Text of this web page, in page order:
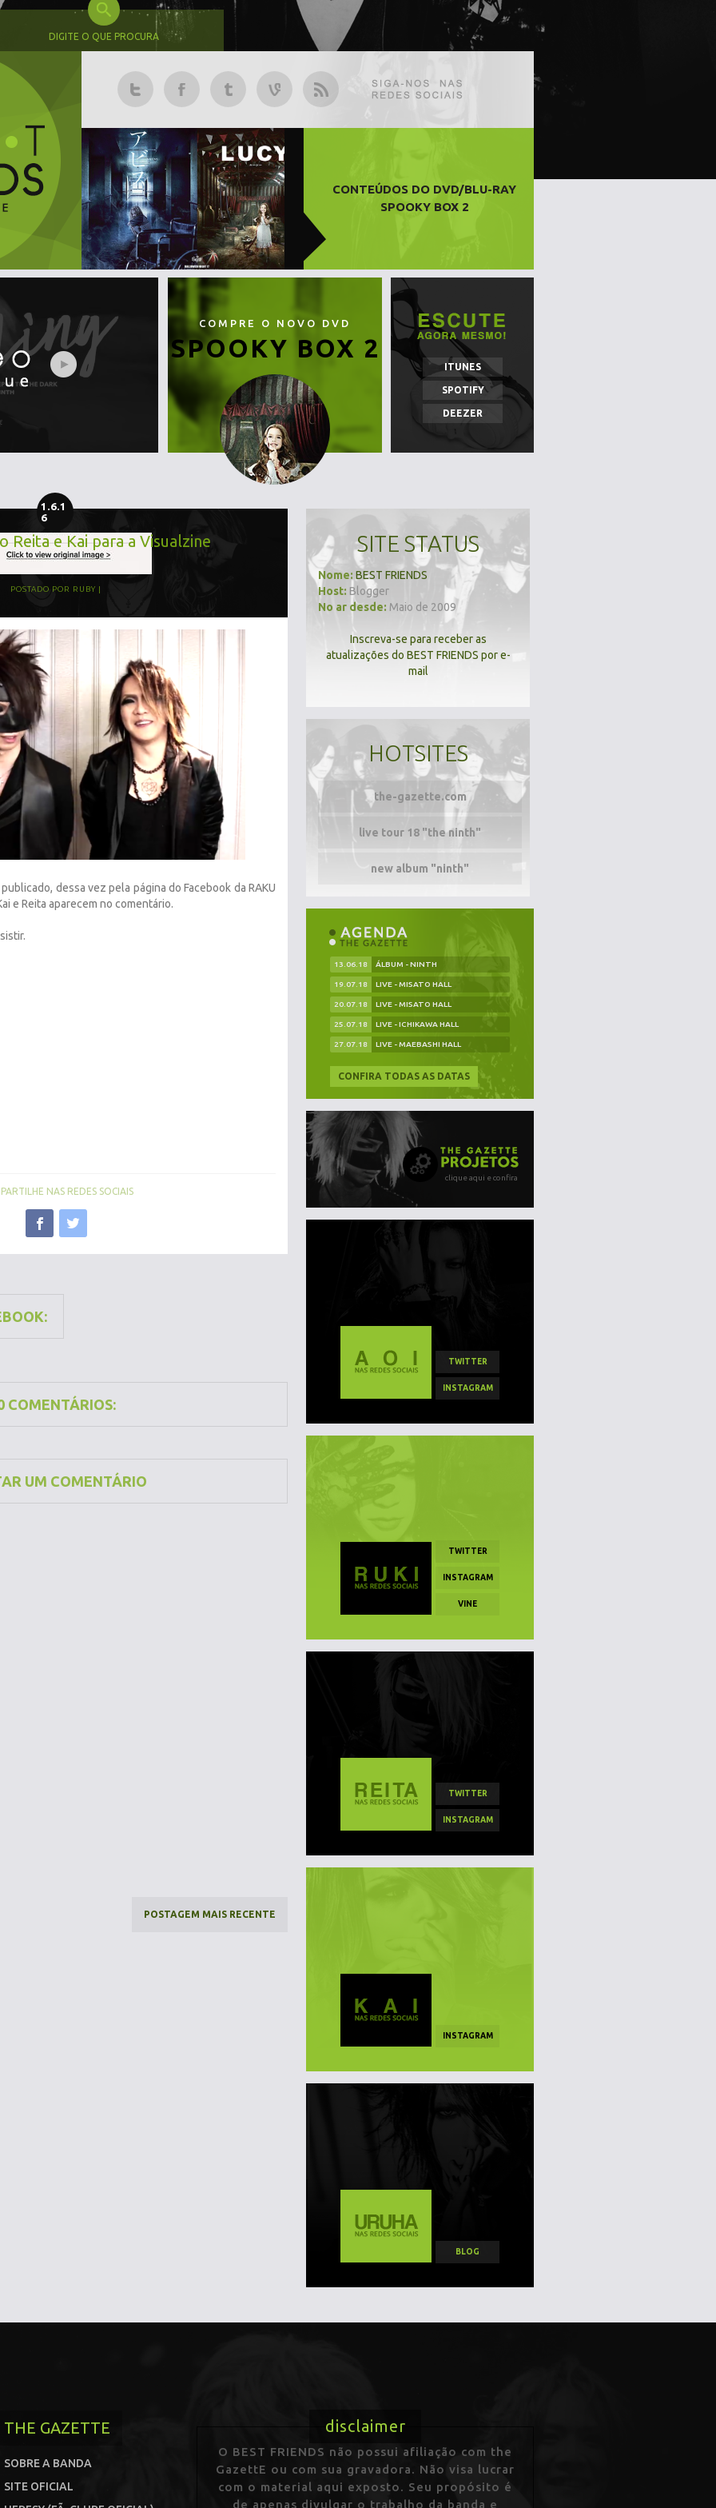
DIGITE O QUE PROCURA
CONTEÚDOS DO DVD/BLU-RAY
SPOOKY BOX 2
COMPRE O NOVO DVD
SPOOKY BOX 2
ITUNES
SPOTIFY
DEEZER
1.6.1
6
Reita e Kai para a Visualzine
POSTADO POR RUBY
dessa vez pela página do Facebook da RAKU
e Reita aparecem no comentário.
NAS REDES SOCIAIS
COMENTÁRIOS:
UM COMENTÁRIO
POSTAGEM MAIS RECENTE
SITE STATUS
Nome: BEST FRIENDS
Host: Blogger
No ar desde: Maio de 2009
Inscreva-se para receber as
atualizações do BEST FRIENDS por e-
mail
HOTSITES
the-gazette.com
live tour 18 "the ninth"
new album "ninth"
13.06.18 ÁLBUM - NINTH
19.07.18 LIVE - MISATO HALL
20.07.18 LIVE - MISATO HALL
25.07.18 LIVE - ICHIKAWA HALL
27.07.18 LIVE - MAEBASHI HALL
CONFIRA TODAS AS DATAS
clique aqui e confira
TWITTER
INSTAGRAM
TWITTER
INSTAGRAM
VINE
TWITTER
INSTAGRAM
INSTAGRAM
BLOG
THE GAZETTE
SOBRE A BANDA
SITE OFICIAL
disclaimer
O BEST FRIENDS não possui afiliação com the
GazettE ou com sua gravadora. Não visa lucrar
com o material aqui exposto. Seu propósito é
de apenas divulgar o trabalho da banda e